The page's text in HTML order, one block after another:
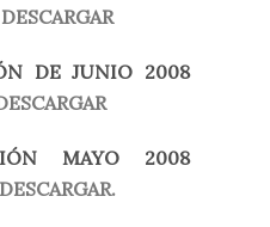
DESCARGAR
DE JUNIO 2008
MAYO 2008
DESCARGAR.